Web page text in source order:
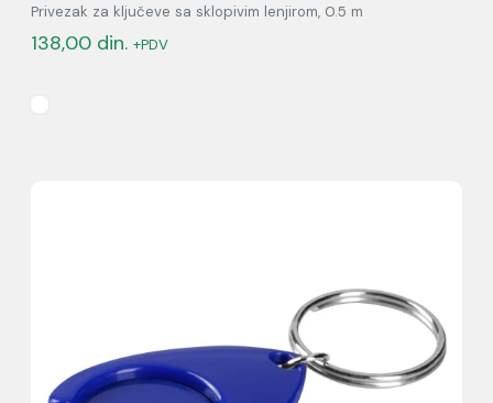
Privezak za ključeve sa sklopivim lenjirom, 0.5 m
138,00 din. +PDV